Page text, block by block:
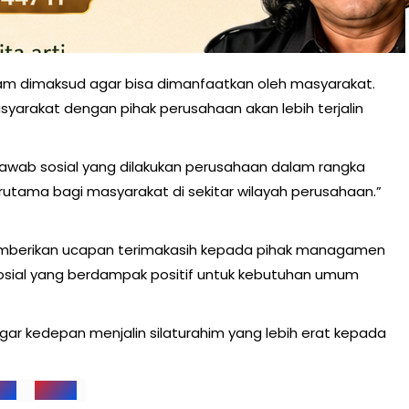
dimaksud agar bisa dimanfaatkan oleh masyarakat.
dengan pihak perusahaan akan lebih terjalin
sosial yang dilakukan perusahaan dalam rangka
bagi masyarakat di sekitar wilayah perusahaan.”
ucapan terimakasih kepada pihak managamen
yang berdampak positif untuk kebutuhan umum
kedepan menjalin silaturahim yang lebih erat kepada
PT SRL